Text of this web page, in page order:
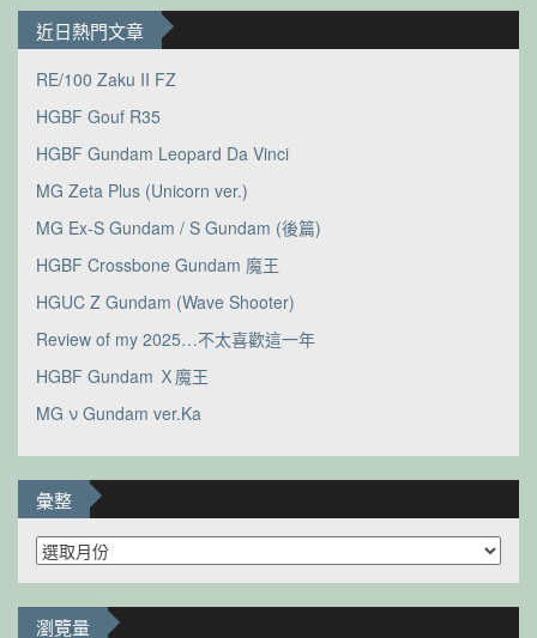
近日熱門文章
RE/100 Zaku II FZ
HGBF Gouf R35
HGBF Gundam Leopard Da Vinci
MG Zeta Plus (Unicorn ver.)
MG Ex-S Gundam / S Gundam (後篇)
HGBF Crossbone Gundam 魔王
HGUC Z Gundam (Wave Shooter)
Review of my 2025…不太喜歡這一年
HGBF Gundam Ｘ魔王
MG ν Gundam ver.Ka
彙整
彙
整
瀏覽量